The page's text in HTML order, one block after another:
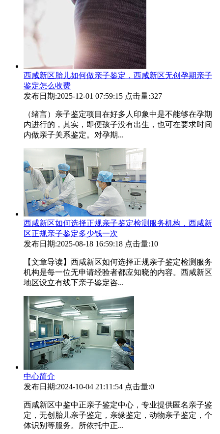
西咸新区胎儿如何做亲子鉴定，西咸新区无创孕期亲子
鉴定怎么收费
发布日期:2025-12-01 07:59:15 点击量:327
（绪言）亲子鉴定项目在好多人印象中是不能够在孕期
内进行的，其实，即便孩子没有出生，也可在要求时间
内做亲子关系鉴定。对孕期...
西咸新区如何选择正规亲子鉴定检测服务机构，西咸新
区正规亲子鉴定多少钱一次
发布日期:2025-08-18 16:59:18 点击量:10
【文章导读】西咸新区如何选择正规亲子鉴定检测服务
机构是每一位无申请经验者都应知晓的内容。西咸新区
地区设立有线下亲子鉴定咨...
中心简介
发布日期:2024-10-04 21:11:54 点击量:0
西咸新区中鉴中正亲子鉴定中心，专业提供匿名亲子鉴
定，无创胎儿亲子鉴定，亲缘鉴定，动物亲子鉴定，个
体识别等服务。所依托中正...